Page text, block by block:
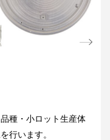
種・小ロット生産体
行います。